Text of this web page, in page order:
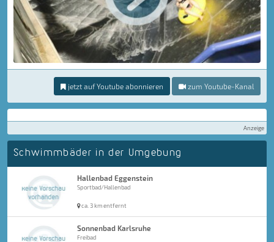
jetzt auf Youtube abonnieren zum Youtube-Kanal
Anzeige
Schwimmbäder in der Umgebung
Hallenbad Eggenstein
Sportbad/Hallenbad
ca. 3 km entfernt
Sonnenbad Karlsruhe
Freibad